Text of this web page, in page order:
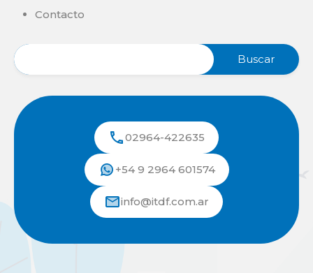
Contacto
02964-422635
+54 9 2964 601574
info@itdf.com.ar